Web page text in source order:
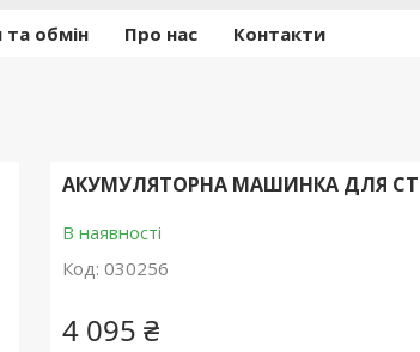
та обмін Про нас Контакти
АКУМУЛЯТОРНА МАШИНКА ДЛЯ
В наявності
Код: 030256
4 095 ₴